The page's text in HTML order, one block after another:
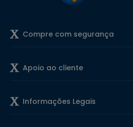
Compre com segurança
Apoio ao cliente
Informações Legais